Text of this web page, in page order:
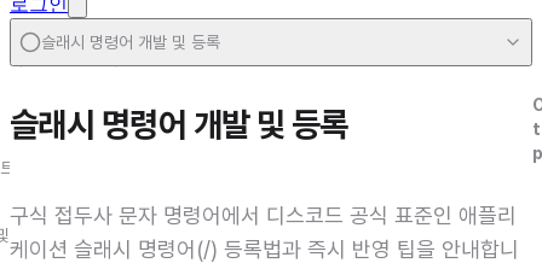
슬래시 명령어 개발 및 등록
디스코드 봇 특화 설정
슬래시 명령어 개발 및 등록
구식 접두사 문자 명령어에서 디스코드 공식 표준인 애플리
케이션 슬래시 명령어(/) 등록법과 즉시 반영 팁을 안내합니